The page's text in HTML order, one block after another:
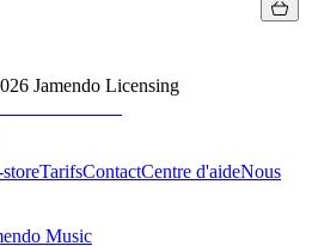
Jamendo Licensing
TarifsContactCentre d'aideNous
Music